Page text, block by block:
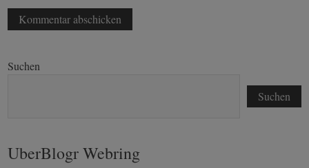
Suchen
Suchen
UberBlogr Webring